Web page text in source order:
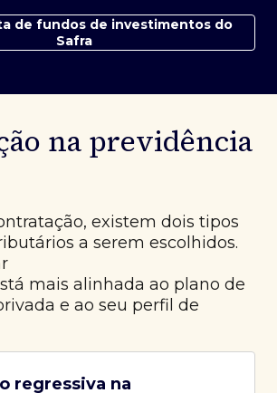
de fundos de investimentos do
Safra
na previdência
existem dois tipos
a serem escolhidos.
mais alinhada ao plano de
e ao seu perfil de
regressiva na